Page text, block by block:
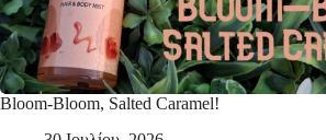
Bloom-Bloom, Salted Caramel!